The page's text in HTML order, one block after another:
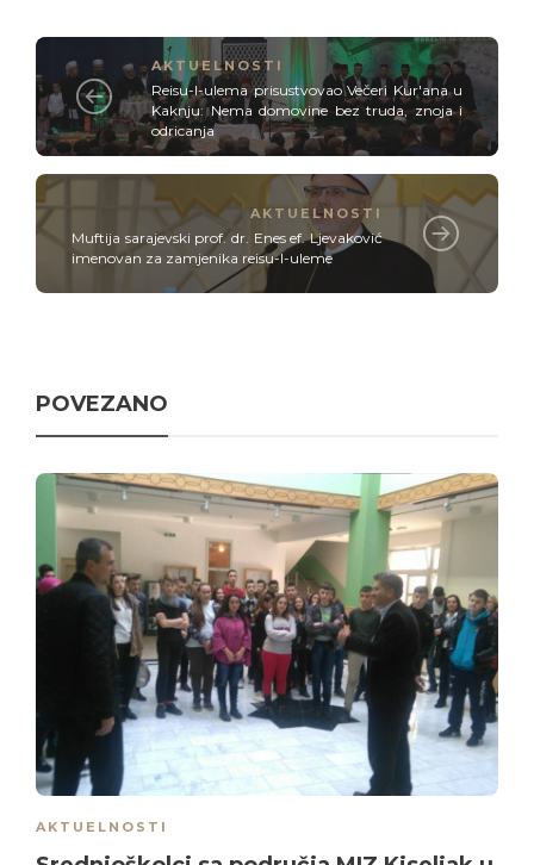
AKTUELNOSTI
Reisu-l-ulema prisustvovao Večeri Kur'ana u
Kaknju: Nema domovine bez truda, znoja i
odricanja
AKTUELNOSTI
Muftija sarajevski prof. dr. Enes ef. Ljevaković
imenovan za zamjenika reisu-l-uleme
POVEZANO
AKTUELNOSTI